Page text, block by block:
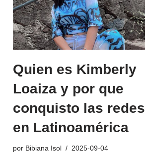
Quien es Kimberly
Loaiza y por que
conquisto las redes
en Latinoamérica
por Bibiana Isol 2025-09-04